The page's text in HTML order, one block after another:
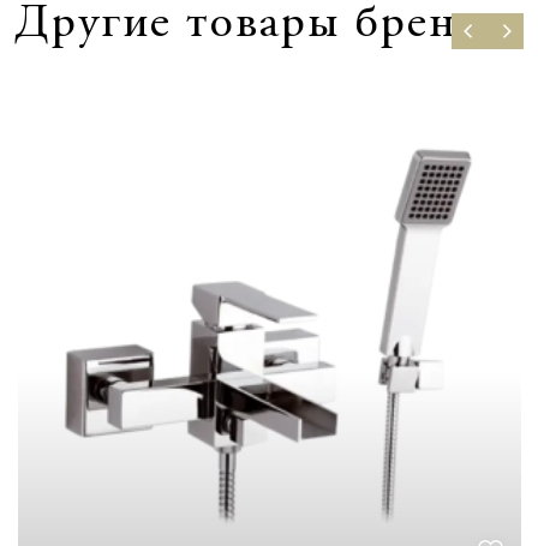
Другие товары бренда